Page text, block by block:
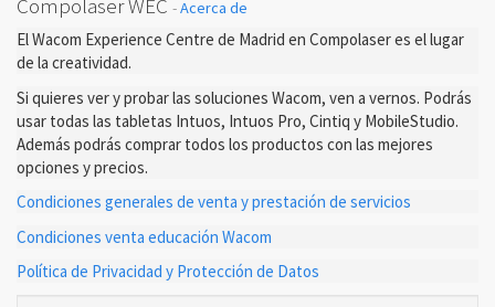
Compolaser WEC -Acerca de
El Wacom Experience Centre de Madrid en Compolaser es el lugar
de la creatividad.
Si quieres ver y probar las soluciones Wacom, ven a vernos. Podrás
usar todas las tabletas Intuos, Intuos Pro, Cintiq y MobileStudio.
Además podrás comprar todos los productos con las mejores
opciones y precios.
Condiciones generales de venta y prestación de servicios
Condiciones venta educación Wacom
Política de Privacidad y Protección de Datos